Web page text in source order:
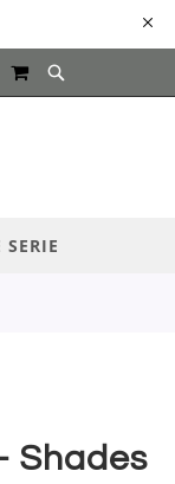
MON PANIER
Shades